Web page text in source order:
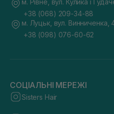
м. Рівне, вул. Кулика і
+38 (068) 209-34-88
м. Луцьк, вул. Винниченка,
+38 (098) 076-60-62
СОЦІАЛЬНІ МЕРЕЖІ
Sisters Hair